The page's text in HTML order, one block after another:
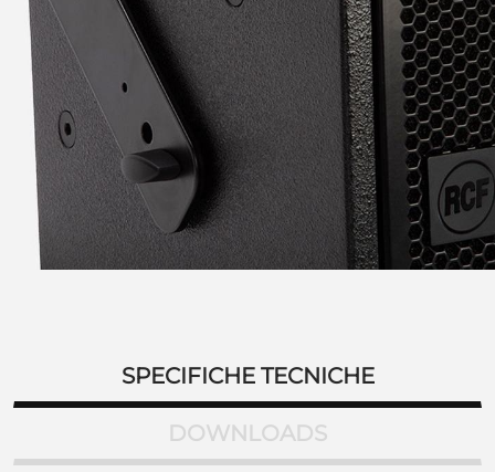
SPECIFICHE TECNICHE
DOWNLOADS